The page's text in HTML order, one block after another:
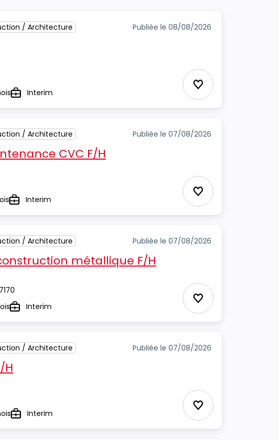
/ Architecture
/ Architecture Publiée le 08/08/2026
TypeInterim Ajouter aux
/ Architecture Publiée le 07/08/2026
CVC F/H
TypeInterim Ajouter aux
/ Architecture Publiée le 07/08/2026
métallique F/H
TypeInterim Ajouter aux
/ Architecture Publiée le 07/08/2026
H
TypeInterim Ajouter aux